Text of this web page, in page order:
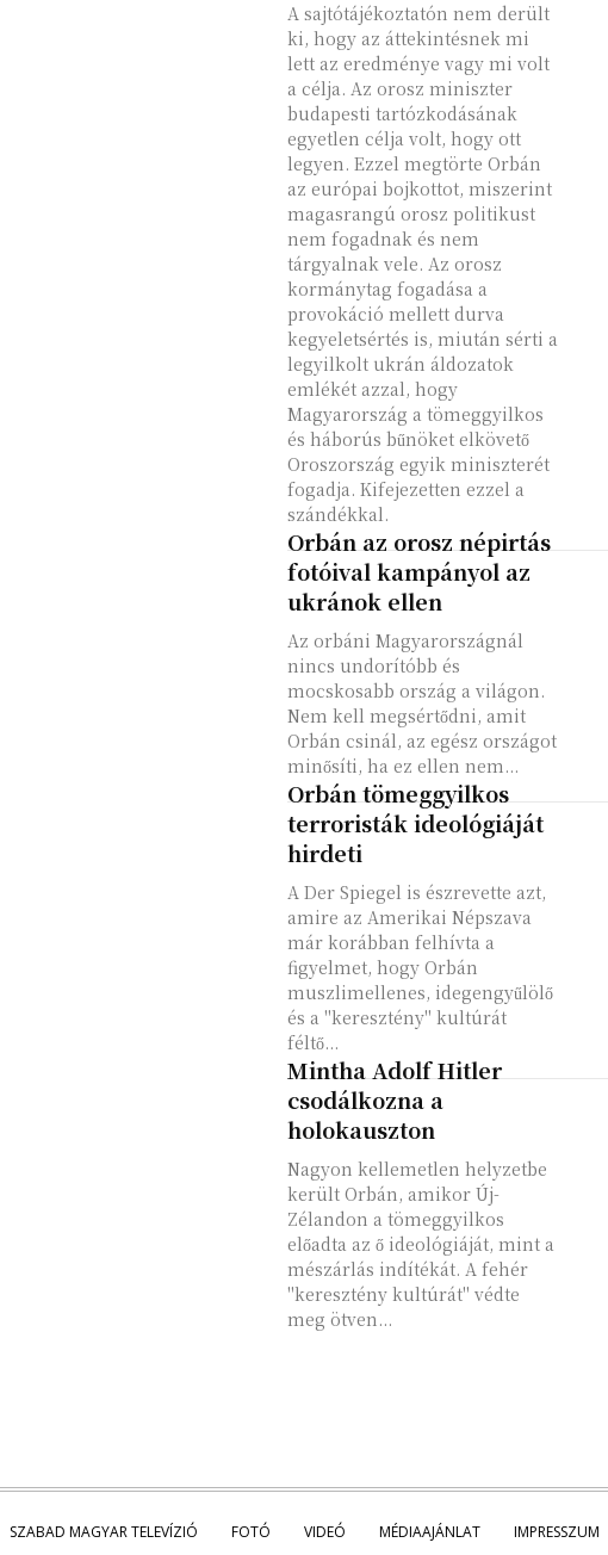
A sajtótájékoztatón nem derült
ki, hogy az áttekintésnek mi
lett az eredménye vagy mi volt
a célja. Az orosz miniszter
budapesti tartózkodásának
egyetlen célja volt, hogy ott
legyen. Ezzel megtörte Orbán
az európai bojkottot, miszerint
magasrangú orosz politikust
nem fogadnak és nem
tárgyalnak vele. Az orosz
kormánytag fogadása a
provokáció mellett durva
kegyeletsértés is, miután sérti a
legyilkolt ukrán áldozatok
emlékét azzal, hogy
Magyarország a tömeggyilkos
és háborús bűnöket elkövető
Oroszország egyik miniszterét
fogadja. Kifejezetten ezzel a
szándékkal.
Orbán az orosz népirtás
fotóival kampányol az
ukránok ellen
Az orbáni Magyarországnál
nincs undorítóbb és
mocskosabb ország a világon.
Nem kell megsértődni, amit
Orbán csinál, az egész országot
minősíti, ha ez ellen nem...
Orbán tömeggyilkos
terroristák ideológiáját
hirdeti
A Der Spiegel is észrevette azt,
amire az Amerikai Népszava
már korábban felhívta a
figyelmet, hogy Orbán
muszlimellenes, idegengyűlölő
és a "keresztény" kultúrát
féltő...
Mintha Adolf Hitler
csodálkozna a
holokauszton
Nagyon kellemetlen helyzetbe
került Orbán, amikor Új-
Zélandon a tömeggyilkos
előadta az ő ideológiáját, mint a
mészárlás indítékát. A fehér
"keresztény kultúrát" védte
meg ötven...
SZABAD MAGYAR TELEVÍZIÓ FOTÓ VIDEÓ MÉDIAAJÁNLAT IMPRESSZUM